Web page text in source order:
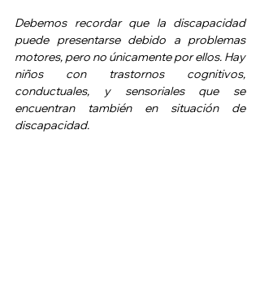
Debemos recordar que la discapacidad
puede presentarse debido a problemas
motores, pero no únicamente por ellos. Hay
niños con trastornos cognitivos,
conductuales, y sensoriales que se
encuentran también en situación de
discapacidad.